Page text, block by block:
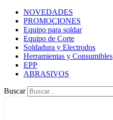
NOVEDADES
PROMOCIONES
Equipo para soldar
Equipo de Corte
Soldadura y Electrodos
Herramientas y Consumibles
EPP
ABRASIVOS
Buscar